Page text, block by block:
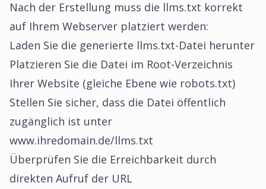
Nach der Erstellung muss die llms.txt korrekt
auf Ihrem Webserver platziert werden:
Laden Sie die generierte llms.txt-Datei herunter
Platzieren Sie die Datei im Root-Verzeichnis
Ihrer Website (gleiche Ebene wie robots.txt)
Stellen Sie sicher, dass die Datei öffentlich
zugänglich ist unter
www.ihredomain.de/llms.txt
Überprüfen Sie die Erreichbarkeit durch
direkten Aufruf der URL